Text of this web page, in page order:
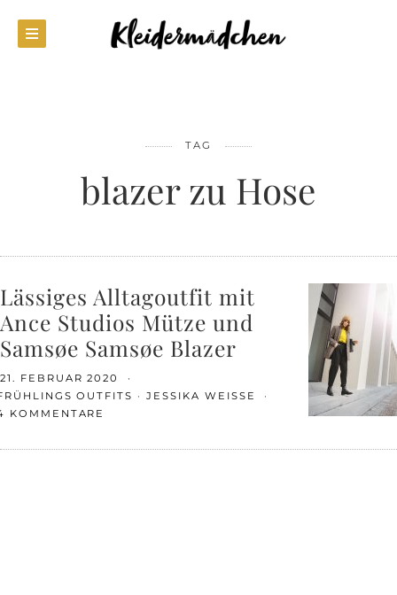
TAG
blazer zu Hose
Lässiges Alltagoutfit mit
Ance Studios Mütze und
Samsøe Samsøe Blazer
21. FEBRUAR 2020
OUTFITS
JESSIKA WEISSE
KOMMENTARE